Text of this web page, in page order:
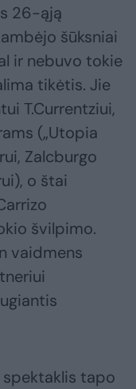
26-ąją
šūksniai
ir nebuvo tokie
tikėtis. Jie
T.Currentziui,
(„Utopia
Zalcburgo
o štai
švilpimo.
vaidmens
tapo